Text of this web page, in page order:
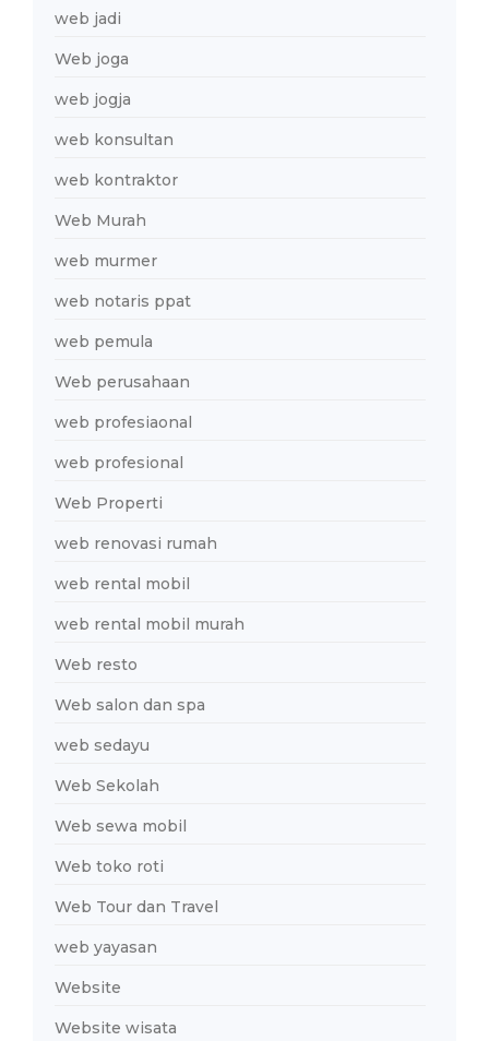
web jadi
Web joga
web jogja
web konsultan
web kontraktor
Web Murah
web murmer
web notaris ppat
web pemula
Web perusahaan
web profesiaonal
web profesional
Web Properti
web renovasi rumah
web rental mobil
web rental mobil murah
Web resto
Web salon dan spa
web sedayu
Web Sekolah
Web sewa mobil
Web toko roti
Web Tour dan Travel
web yayasan
Website
Website wisata